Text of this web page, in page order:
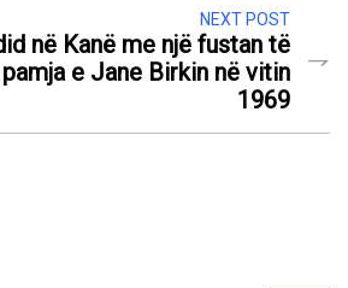
NEXT POST
në Kanë me një fustan të
e Jane Birkin në vitin
1969